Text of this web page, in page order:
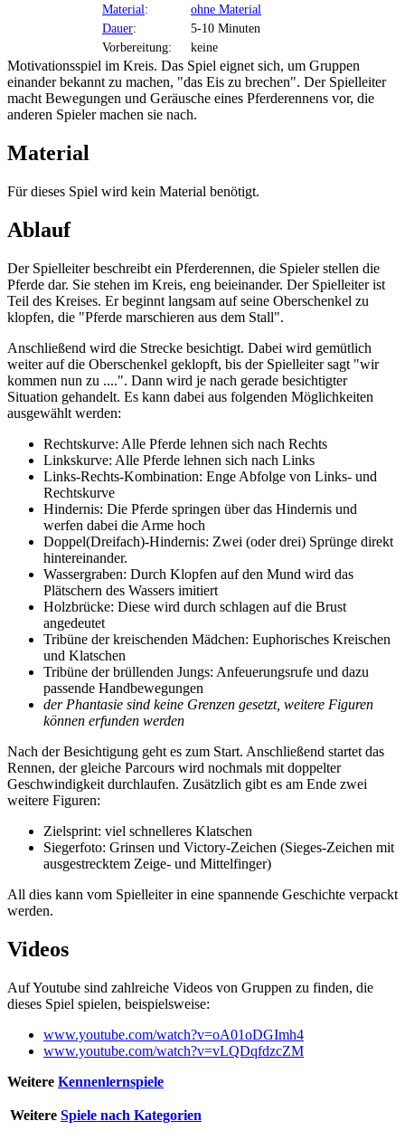
Material:
ohne Material
Dauer:
5-10 Minuten
Vorbereitung:
keine
Motivationsspiel im Kreis. Das Spiel eignet sich, um Gruppen
einander bekannt zu machen, "das Eis zu brechen". Der Spielleiter
macht Bewegungen und Geräusche eines Pferderennens vor, die
anderen Spieler machen sie nach.
Material
Für dieses Spiel wird kein Material benötigt.
Ablauf
Der Spielleiter beschreibt ein Pferderennen, die Spieler stellen die
Pferde dar. Sie stehen im Kreis, eng beieinander. Der Spielleiter ist
Teil des Kreises. Er beginnt langsam auf seine Oberschenkel zu
klopfen, die "Pferde marschieren aus dem Stall".
Anschließend wird die Strecke besichtigt. Dabei wird gemütlich
weiter auf die Oberschenkel geklopft, bis der Spielleiter sagt "wir
kommen nun zu ....". Dann wird je nach gerade besichtigter
Situation gehandelt. Es kann dabei aus folgenden Möglichkeiten
ausgewählt werden:
Rechtskurve: Alle Pferde lehnen sich nach Rechts
Linkskurve: Alle Pferde lehnen sich nach Links
Links-Rechts-Kombination: Enge Abfolge von Links- und
Rechtskurve
Hindernis: Die Pferde springen über das Hindernis und
werfen dabei die Arme hoch
Doppel(Dreifach)-Hindernis: Zwei (oder drei) Sprünge direkt
hintereinander.
Wassergraben: Durch Klopfen auf den Mund wird das
Plätschern des Wassers imitiert
Holzbrücke: Diese wird durch schlagen auf die Brust
angedeutet
Tribüne der kreischenden Mädchen: Euphorisches Kreischen
und Klatschen
Tribüne der brüllenden Jungs: Anfeuerungsrufe und dazu
passende Handbewegungen
der Phantasie sind keine Grenzen gesetzt, weitere Figuren
können erfunden werden
Nach der Besichtigung geht es zum Start. Anschließend startet das
Rennen, der gleiche Parcours wird nochmals mit doppelter
Geschwindigkeit durchlaufen. Zusätzlich gibt es am Ende zwei
weitere Figuren:
Zielsprint: viel schnelleres Klatschen
Siegerfoto: Grinsen und Victory-Zeichen (Sieges-Zeichen mit
ausgestrecktem Zeige- und Mittelfinger)
All dies kann vom Spielleiter in eine spannende Geschichte verpackt
werden.
Videos
Auf Youtube sind zahlreiche Videos von Gruppen zu finden, die
dieses Spiel spielen, beispielsweise:
www.youtube.com/watch?v=oA01oDGImh4
www.youtube.com/watch?v=vLQDqfdzcZM
Weitere Kennenlernspiele
Weitere Spiele nach Kategorien